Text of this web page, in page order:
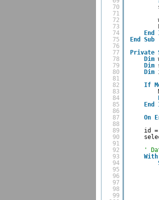
70
71
72
73
74
75
76
77
78
79
80
81
82
83
84
85
86
87
88
89
90
91
92
93
94
95
96
97
98
99
End
End
Sub
Private
Dim
Dim
Dim
If
End
On
id =
'
With